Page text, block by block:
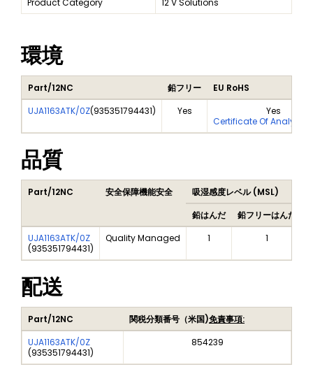
Product Category
12 V Solutions
環境
Part/12NC 鉛フリー
EU RoHS
UJA1163ATK/0Z(935351794431) Yes
Yes
Certificate Of Analysis
品質
Part/12NC 安全保障機能安全 吸湿感度レベル (MSL)
鉛はんだ
鉛フリーはんだ
UJA1163ATK/0Z
(935351794431)
Quality Managed 1 1
配送
Part/12NC 関税分類番号（米国)免責事項:
UJA1163ATK/0Z
(935351794431)
854239